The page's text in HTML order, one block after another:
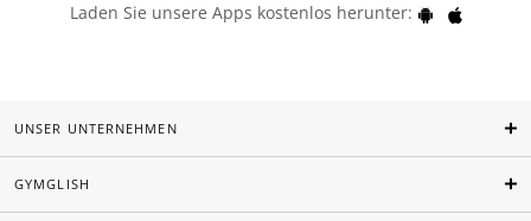
Laden Sie unsere Apps kostenlos herunter:
UNSER UNTERNEHMEN
GYMGLISH